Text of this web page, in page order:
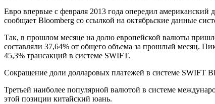
Евро впервые с февраля 2013 года опередил
сообщает Bloomberg со ссылкой на октябрьские данные
Так, в прошлом месяце на долю европейской валюты
составляли 37,64% от общего объема за прошлый месяц.
45,3% трансакций в системе SWIFT.
Сокращение доли долларовых платежей в системе SWIFT
Третьей наиболее популярной валютой в системе
этой позиции китайский юань.